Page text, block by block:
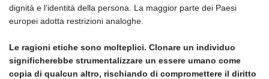
dignità e l’identità della persona. La maggior parte dei Paesi
europei adotta restrizioni analoghe.
Le ragioni etiche sono molteplici. Clonare un individuo
significherebbe strumentalizzare un essere umano come
copia di qualcun altro, rischiando di compromettere il diritto